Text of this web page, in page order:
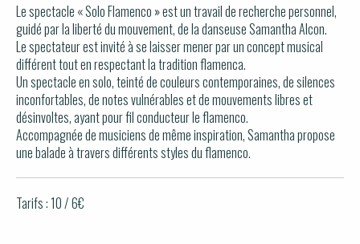
Le spectacle « Solo Flamenco » est un travail de recherche personnel,
guidé par la liberté du mouvement, de la danseuse Samantha Alcon.
Le spectateur est invité à se laisser mener par un concept musical
différent tout en respectant la tradition flamenca.
Un spectacle en solo, teinté de couleurs contemporaines, de silences
inconfortables, de notes vulnérables et de mouvements libres et
désinvoltes, ayant pour fil conducteur le flamenco.
Accompagnée de musiciens de même inspiration, Samantha propose
une balade à travers différents styles du flamenco.
Tarifs : 10 / 6€